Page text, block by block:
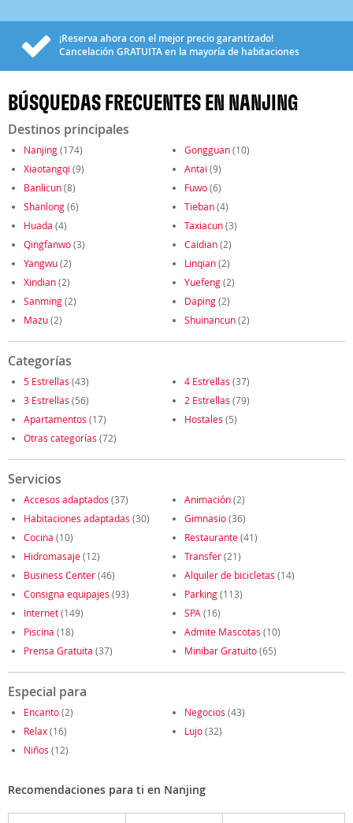
¡Reserva ahora con el mejor precio garantizado!
Cancelación GRATUITAen la mayoría de habitaciones
BÚSQUEDAS FRECUENTES EN NANJING
Destinos principales
Nanjing(174) Gongguan(10)
Xiaotangqi (9) Antai (9)
Banlicun(8) Fuwo(6)
Shanlong(6) Tieban(4)
Huada (4) Taxiacun(3)
Qingfanwo(3) Caidian(2)
Yangwu(2) Linqian(2)
Xindian(2) Yuefeng(2)
Sanming(2) Daping(2)
Mazu(2) Shuinancun(2)
Categorías
5 Estrellas (43) 4 Estrellas (37)
3 Estrellas (56) 2 Estrellas (79)
Apartamentos (17) Hostales (5)
Otras categorías (72)
Servicios
Accesos adaptados (37) Animación(2)
Habitaciones adaptadas (30) Gimnasio(36)
Cocina (10) Restaurante(41)
Hidromasaje(12) Transfer(21)
Business Center(46) Alquiler de bicicletas (14)
Consigna equipajes (93) Parking(113)
Internet(149) SPA (16)
Piscina (18) Admite Mascotas (10)
Prensa Gratuita (37) Minibar Gratuito(65)
Especial para
Encanto(2) Negocios (43)
Relax(16) Lujo(32)
Niños (12)
Recomendaciones para ti en Nanjing